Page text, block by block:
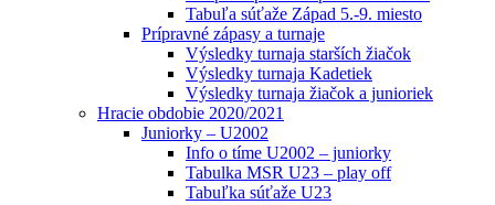
Tabuľa súťaže Západ 5.-9. miesto
Prípravné zápasy a turnaje
Výsledky turnaja starších žiačok
Výsledky turnaja Kadetiek
Výsledky turnaja žiačok a junioriek
Hracie obdobie 2020/2021
Juniorky – U2002
Info o tíme U2002 – juniorky
Tabulka MSR U23 – play off
Tabuľka súťaže U23